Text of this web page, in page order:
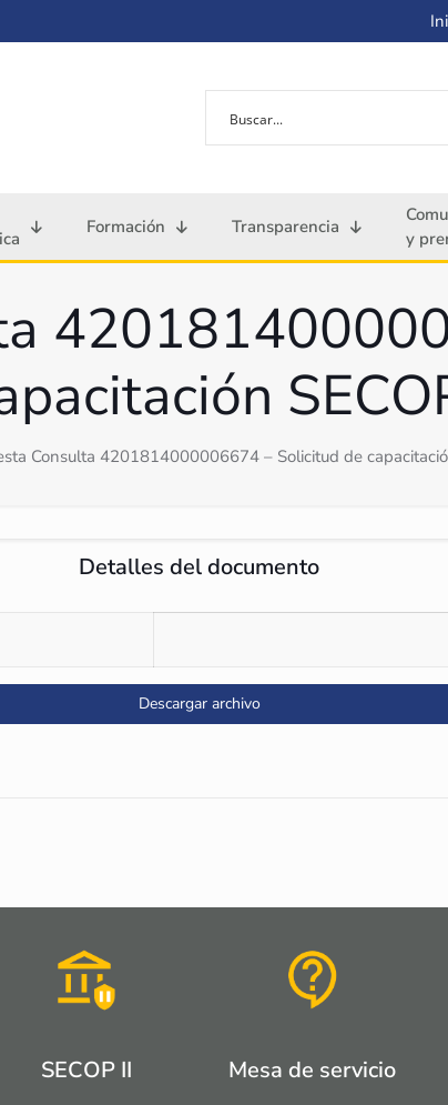
Formación Transparencia
y
Consulta 4201814000006674 – Solicitud de
Detalles del documento
Descargar archivo
SECOP II Mesa de servicio